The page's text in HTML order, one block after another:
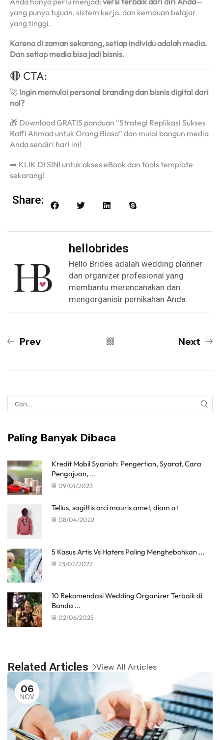
yang punya tujuan, sistem kerja, dan kemauan belajar
yang tinggi.
Karena di zaman sekarang, setiap individu adalah media.
Dan setiap media bisa jadi bisnis.
🔴 CTA:
🚀 Ingin memulai personal branding dan bisnis digital dari
nol?
🎁 Download GRATIS panduan “Strategi Replikasi Sukses
Raffi Ahmad untuk Orang Biasa” dan mulai bangun media
Anda sendiri hari ini!
➡️ KLIK DI SINI untuk akses eBook dan tools template
sekarang!
Share:
hellobrides
Hello Brides adalah wedding planner
dan organizer profesional yang
membantu merencanakan dan
mengorganisir pernikahan Anda.
Prev Next
Paling Banyak Dibaca
Kredit Mobil Syariah: Pengertian, Syarat, Cara
Pengajuan, ...
09/01/2023
Tellus, sagittis orci mauris amet, diam at
08/04/2022
5 Kasus Artis Vs Haters Paling Menghebohkan ...
23/02/2022
10 Rekomendasi Wedding Organizer Terbaik di
Banda ...
02/06/2025
Related Articles View All Articles
06
NOV